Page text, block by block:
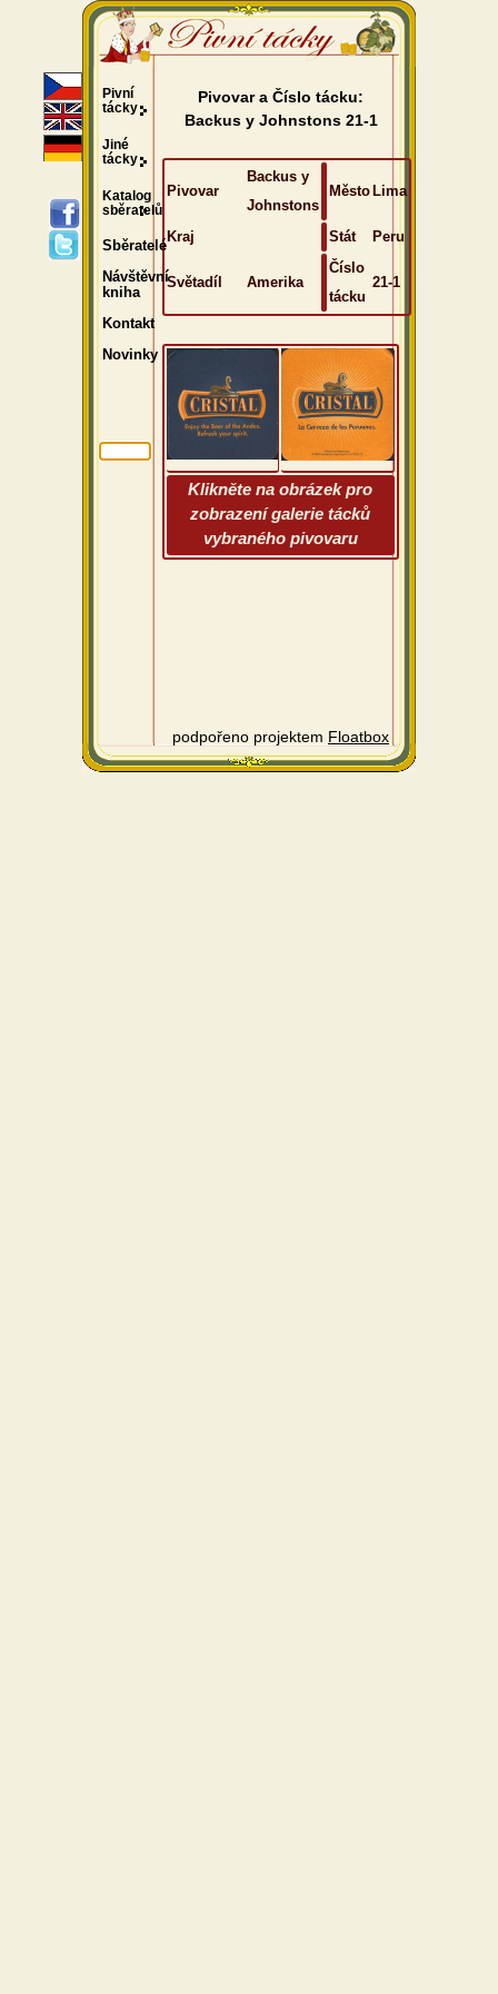
Pivovar a Číslo tácku:
Backus y Johnstons 21-1
Pivovar
Backus y
Johnstons
Město Lima
Kraj Stát Peru
Světadíl Amerika
Číslo
tácku
21-1
Klikněte na obrázek pro
zobrazení galerie tácků
vybraného pivovaru
podpořeno projektem Floatbox
Pivní
tácky
Jiné
tácky
Katalog
sběratelů
Sběratelé
Návštěvní
kniha
Kontakt
Novinky